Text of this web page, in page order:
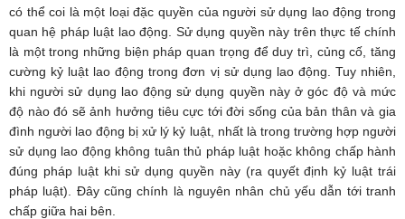
có thể coi là một loại đặc quyền của người sử dụng lao động trong
quan hệ pháp luật lao động. Sử dụng quyền này trên thực tế chính
là một trong những biện pháp quan trọng để duy trì, củng cố, tăng
cường kỷ luật lao động trong đơn vị sử dụng lao động. Tuy nhiên,
khi người sử dụng lao động sử dụng quyền này ở góc độ và mức
độ nào đó sẽ ảnh hưởng tiêu cực tới đời sống của bản thân và gia
đình người lao động bị xử lý kỷ luật, nhất là trong trường hợp người
sử dụng lao động không tuân thủ pháp luật hoặc không chấp hành
đúng pháp luật khi sử dụng quyền này (ra quyết định kỷ luật trái
pháp luật). Đây cũng chính là nguyên nhân chủ yếu dẫn tới tranh
chấp giữa hai bên.